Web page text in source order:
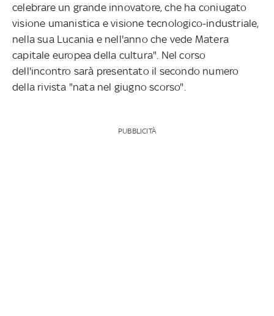
celebrare un grande innovatore, che ha coniugato
visione umanistica e visione tecnologico-industriale,
nella sua Lucania e nell'anno che vede Matera
capitale europea della cultura". Nel corso
dell'incontro sarà presentato il secondo numero
della rivista "nata nel giugno scorso".
PUBBLICITÀ